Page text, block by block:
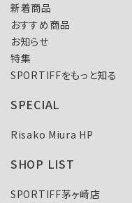
新着商品
おすすめ商品
お知らせ
特集
SPORTIFFをもっと知る
SPECIAL
Risako Miura HP
SHOP LIST
SPORTIFF茅ヶ崎店